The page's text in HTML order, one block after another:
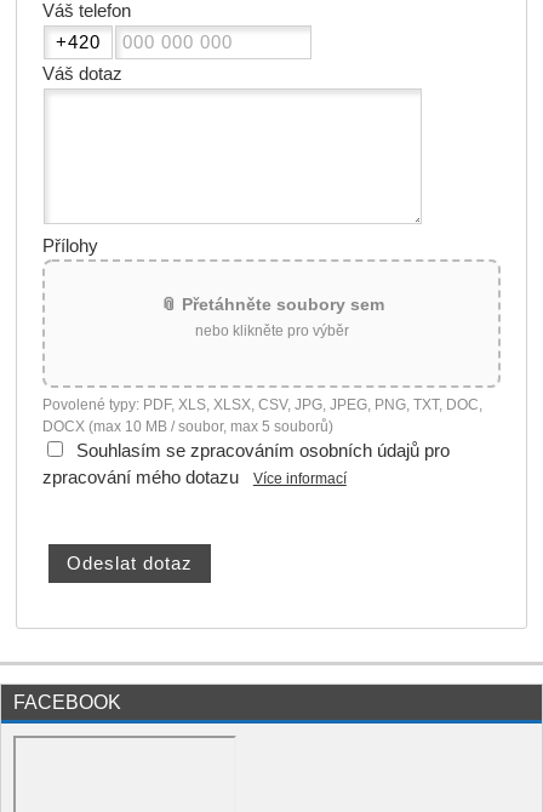
Váš telefon
Váš dotaz
Přílohy
📎 Přetáhněte soubory sem
nebo klikněte pro výběr
Povolené typy: PDF, XLS, XLSX, CSV, JPG, JPEG, PNG, TXT, DOC,
DOCX (max 10 MB / soubor, max 5 souborů)
Souhlasím se zpracováním osobních údajů pro
zpracování mého dotazu
Více informací
FACEBOOK